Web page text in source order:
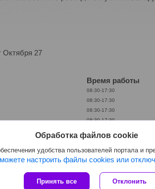
Октября 27
Время работы
08:30-17:30
08:30-17:30
08:30-17:30
08:30-17:30
Выходной
Выходной
Сайт создан на платформе Deal.by
Обработка файлов cookie
удобства пользователей портала и
настроить файлы cookies или
Принять все Отклонить